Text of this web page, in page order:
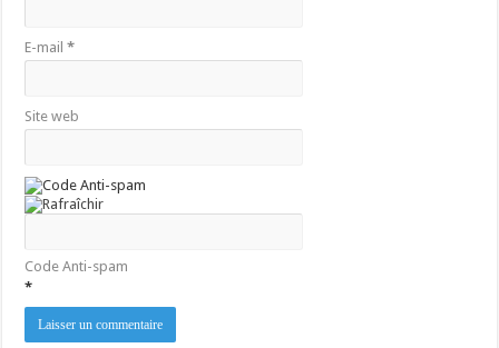
E-mail*
Site web
Code Anti-spam
*